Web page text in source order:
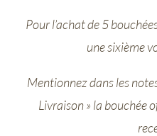
Saunion
Pour l’achat de 5
une sixième
Mentionnez dans les
Livraison » la bouchée